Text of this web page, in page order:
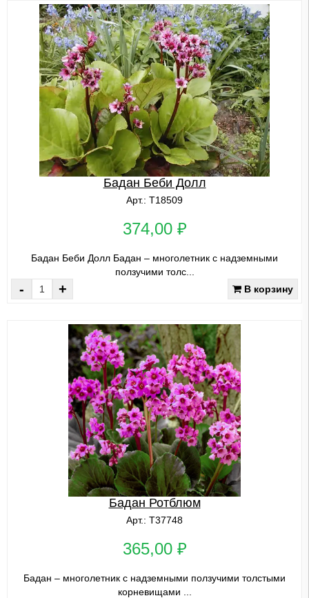
Бадан Беби Долл
Арт.: Т18509
374,00 ₽
Бадан Беби Долл Бадан – многолетник с надземными
ползучими толс...
- + В корзину
Бадан Ротблюм
Арт.: Т37748
365,00 ₽
Бадан – многолетник с надземными ползучими толстыми
корневищами ...